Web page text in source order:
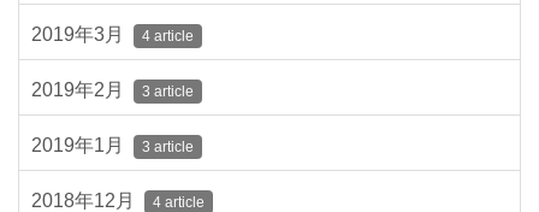
2019年3月 4 article
2019年2月 3 article
2019年1月 3 article
2018年12月 4 article